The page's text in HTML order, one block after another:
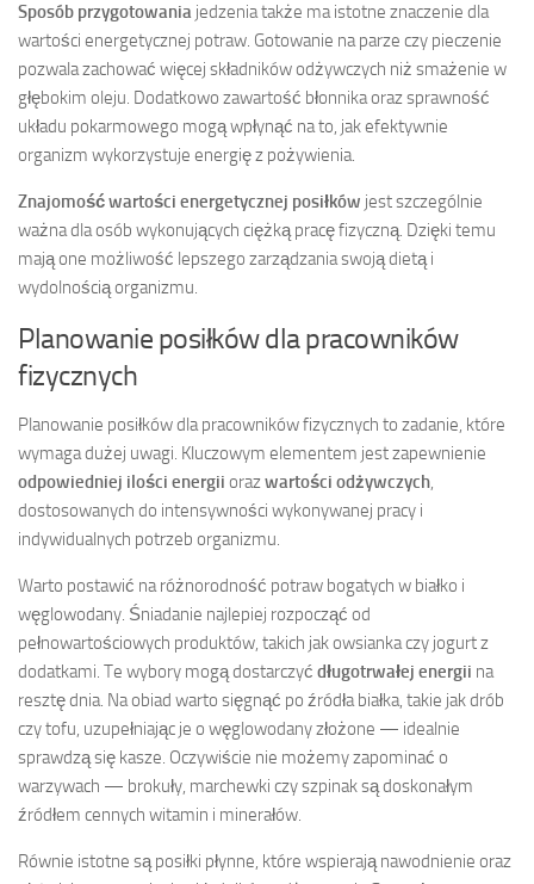
Sposób przygotowania jedzenia także ma istotne znaczenie dla
wartości energetycznej potraw. Gotowanie na parze czy pieczenie
pozwala zachować więcej składników odżywczych niż smażenie w
głębokim oleju. Dodatkowo zawartość błonnika oraz sprawność
układu pokarmowego mogą wpłynąć na to, jak efektywnie
organizm wykorzystuje energię z pożywienia.
Znajomość wartości energetycznej posiłków jest szczególnie
ważna dla osób wykonujących ciężką pracę fizyczną. Dzięki temu
mają one możliwość lepszego zarządzania swoją dietą i
wydolnością organizmu.
Planowanie posiłków dla pracowników
fizycznych
Planowanie posiłków dla pracowników fizycznych to zadanie, które
wymaga dużej uwagi. Kluczowym elementem jest zapewnienie
odpowiedniej ilości energii orazwartości odżywczych,
dostosowanych do intensywności wykonywanej pracy i
indywidualnych potrzeb organizmu.
Warto postawić na różnorodność potraw bogatych w białko i
węglowodany. Śniadanie najlepiej rozpocząć od
pełnowartościowych produktów, takich jak owsianka czy jogurt z
dodatkami. Te wybory mogą dostarczyć długotrwałej energii na
resztę dnia. Na obiad warto sięgnąć po źródła białka, takie jak drób
czy tofu, uzupełniając je o węglowodany złożone — idealnie
sprawdzą się kasze. Oczywiście nie możemy zapominać o
warzywach — brokuły, marchewki czy szpinak są doskonałym
źródłem cennych witamin i minerałów.
Równie istotne są posiłki płynne, które wspierają nawodnienie oraz